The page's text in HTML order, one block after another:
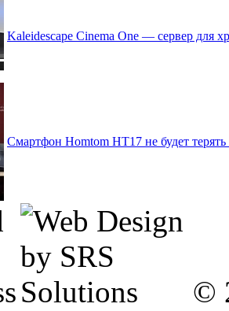
Kaleidescape Cinema One — сервер для
Смартфон Homtom HT17 не будет терять
©